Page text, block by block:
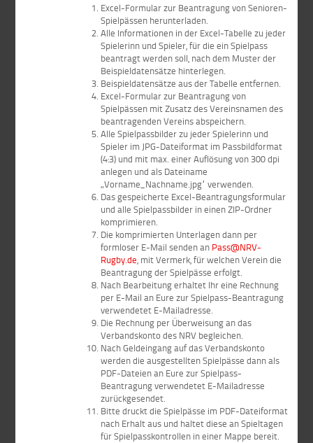
Excel-Formular zur Beantragung von Senioren-
Spielpässen herunterladen.
Alle Informationen in der Excel-Tabelle zu jeder
Spielerinn und Spieler, für die ein Spielpass
beantragt werden soll, nach dem Muster der
Beispieldatensätze hinterlegen.
Beispieldatensätze aus der Tabelle entfernen.
Excel-Formular zur Beantragung von
Spielpässen mit Zusatz des Vereinsnamen des
beantragenden Vereins abspeichern.
Alle Spielpassbilder zu jeder Spielerinn und
Spieler im JPG-Dateiformat im Passbildformat
(4:3) und mit max. einer Auflösung von 300 dpi
anlegen und als Dateiname
„Vorname_Nachname.jpg“ verwenden.
Das gespeicherte Excel-Beantragungsformular
und alle Spielpassbilder in einen ZIP-Ordner
komprimieren.
Die komprimierten Unterlagen dann per
formloser E-Mail senden an Pass@NRV-
Rugby.de, mit Vermerk, für welchen Verein die
Beantragung der Spielpässe erfolgt.
Nach Bearbeitung erhaltet Ihr eine Rechnung
per E-Mail an Eure zur Spielpass-Beantragung
verwendetet E-Mailadresse.
Die Rechnung per Überweisung an das
Verbandskonto des NRV begleichen.
Nach Geldeingang auf das Verbandskonto
werden die ausgestellten Spielpässe dann als
PDF-Dateien an Eure zur Spielpass-
Beantragung verwendetet E-Mailadresse
zurückgesendet.
Bitte druckt die Spielpässe im PDF-Dateiformat
nach Erhalt aus und haltet diese an Spieltagen
für Spielpasskontrollen in einer Mappe bereit.